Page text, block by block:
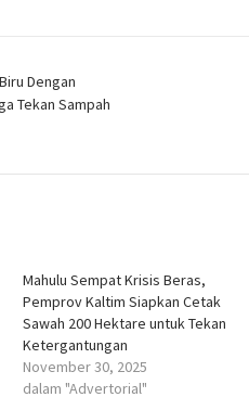
Dengan
Tekan Sampah
Mahulu Sempat Krisis Beras,
Pemprov Kaltim Siapkan Cetak
Sawah 200 Hektare untuk Tekan
Ketergantungan
November 30, 2025
dalam "Advertorial"